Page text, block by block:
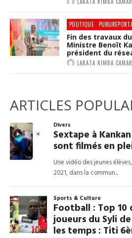
LAKATA KIMBA
POLITIQUE
Fin des travaux
Ministre Benoît
président du
LAKATA KIMBA
ARTICLES